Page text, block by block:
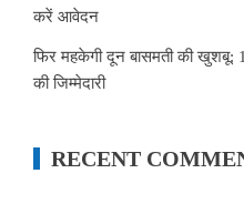
करें आवेदन
फिर महकेगी दून बासमती की खुशबू:
की जिम्मेदारी
RECENT